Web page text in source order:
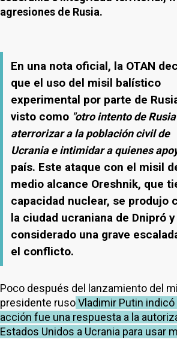
agresiones de Rusia.
En una nota oficial, la OTAN
que el uso del misil balístico
experimental por parte de
visto como "otro intento de
aterrorizar a la población civil de
Ucrania e intimidar a quienes
país. Este ataque con el misil
medio alcance Oreshnik, que
capacidad nuclear, se produjo
la ciudad ucraniana de Dnipró
considerado una grave
el conflicto.
Poco después del lanzamiento del
presidente rusoVladimir Putin
acción fue una respuesta a la
Estados Unidos a Ucrania para usar